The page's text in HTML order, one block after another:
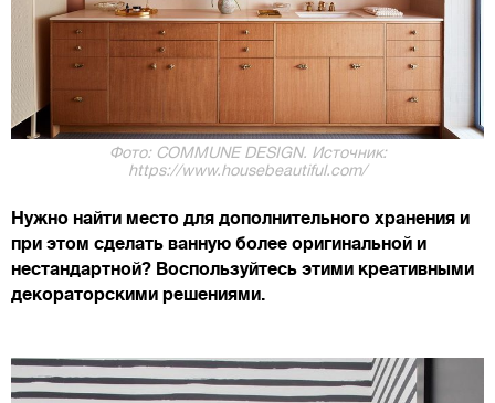
Фото: COMMUNE DESIGN. Источник:
https://www.housebeautiful.com/
Нужно найти место для дополнительного хранения и
при этом сделать ванную более оригинальной и
нестандартной? Воспользуйтесь этими креативными
декораторскими решениями.